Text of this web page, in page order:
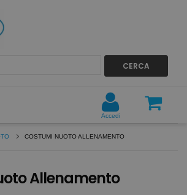
CERCA
Accedi
COSTUMI NUOTO ALLENAMENTO
Allenamento